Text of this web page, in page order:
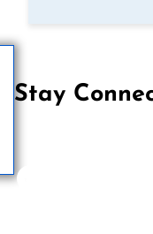
Stay
Follow us on Facebook